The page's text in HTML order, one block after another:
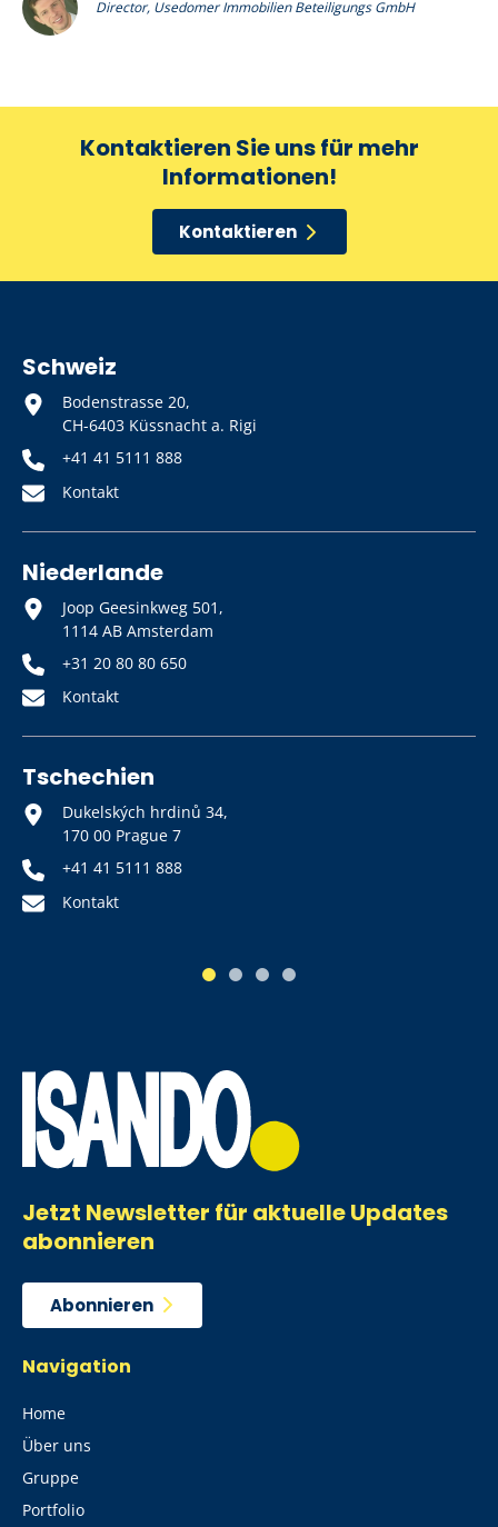
Director, Usedomer Immobilien Beteiligungs GmbH
Kontaktieren Sie uns für mehr
Informationen!
Kontaktieren
Schweiz
Bodenstrasse 20,
CH-6403 Küssnacht a. Rigi
+41 41 5111 888
Kontakt
Niederlande
Joop Geesinkweg 501,
1114 AB Amsterdam
+31 20 80 80 650
Kontakt
Tschechien
Dukelských hrdinů 34,
170 00 Prague 7
+41 41 5111 888
Kontakt
Jetzt Newsletter für aktuelle Updates
abonnieren
Abonnieren
Navigation
Home
Über uns
Gruppe
Portfolio